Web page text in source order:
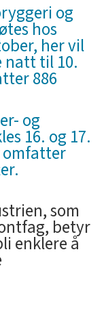
og
hos
her vil
natt til 10.
886
og
16. og 17.
omfatter
som
betyr
enklere å